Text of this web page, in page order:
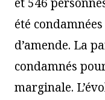
été
d’amende. La
condamnés
marginale.